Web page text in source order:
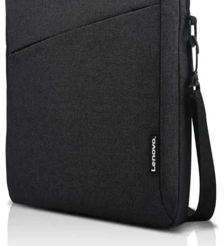
Güncel Teknolojik Gelişmeler ve Windows
Güncellemelerinin Cihaz Performansına Etkisi
Güncellemeler, cihaz performansı ve güvenliği için kritik olup,
Windows sistemleri otomatik veya manuel güncelleme
seçenekleriyle kullanıcılara esneklik sunar.
iPhone 15 Pro ve Mac Entegrasyonu: Güncel
Teknolojide Yeni Bir Dönem
iPhone 15 Pro ve Mac'in entegre özellikleri, gelişmiş tasarım ve
performans ile kullanıcıların deneyimini artırıyor, ekosistem
avantajlarıyla günlük ve profesyonel kullanımda fark yaratıyor.
Acer Oyuncu Laptopları: Yüksek Performans ve
Dayanıklılık Sunan Modeller
Acer'ın oyuncu laptopları yüksek grafik gücü ve gelişmiş
donanımlarıyla öne çıkar. Predator serisi ile profesyonel kullanım ve
oyun performansı bir arada sunulur, uygun fiyat ve çeşitli modellerle
erişilebilirlik sağlar.
Bilgisayar Güç Kablosu Seçimi ve Güvenlik
Standartları Hakkında Kapsamlı Rehber